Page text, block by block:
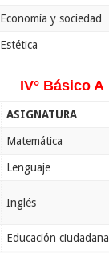
Economía y sociedad
Estética
IV° Básico A
ASIGNATURA
Matemática
Lenguaje
Inglés
Educación ciudadana